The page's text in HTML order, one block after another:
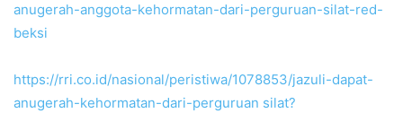
anugerah-anggota-kehormatan-dari-perguruan-silat-red-
beksi
https://rri.co.id/nasional/peristiwa/1078853/jazuli-dapat-
anugerah-kehormatan-dari-perguruan silat?